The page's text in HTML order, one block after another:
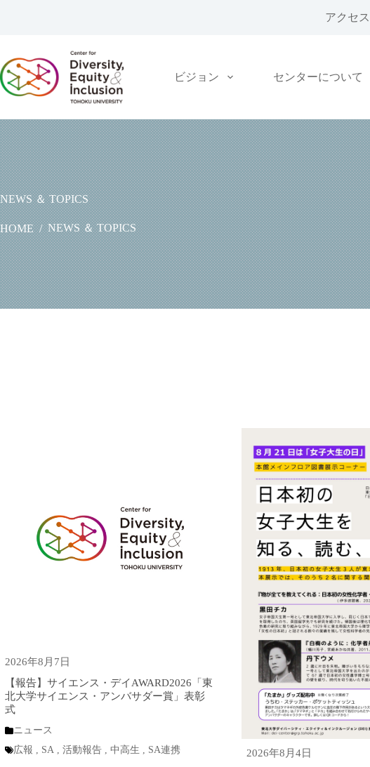
ツ
へ
ス
ッ
プ
アクセス
ビジョン センターについて
NEWS ＆ TOPICS
HOME / NEWS ＆ TOPICS
2026年8月7日
【報告】サイエンス・デイAWARD2026「東
北大学サイエンス・アンバサダー賞」表彰
式
ニュース
広報 , SA ,活動報告 ,中高生 , SA連携
2026年8月4日